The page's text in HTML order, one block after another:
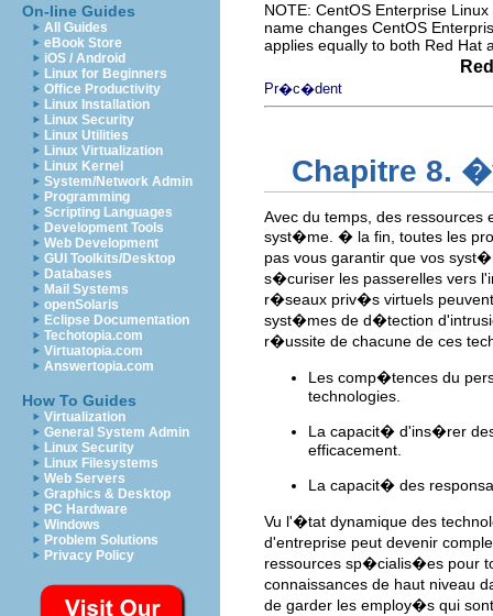
On-line Guides
All Guides
eBook Store
iOS / Android
Linux for Beginners
Office Productivity
Linux Installation
Linux Security
Linux Utilities
Linux Virtualization
Linux Kernel
System/Network Admin
Programming
Scripting Languages
Development Tools
Web Development
GUI Toolkits/Desktop
Databases
Mail Systems
openSolaris
Eclipse Documentation
Techotopia.com
Virtuatopia.com
Answertopia.com
How To Guides
Virtualization
General System Admin
Linux Security
Linux Filesystems
Web Servers
Graphics & Desktop
PC Hardware
Windows
Problem Solutions
Privacy Policy
NOTE: CentOS Enterprise
name changes CentOS
applies equally to both Red Hat
Pr�c�dent
Chapitre 8.
Avec du temps, des ressources
syst�me. � la fin, toutes les
pas vous garantir que vos
s�curiser les passerelles vers
r�seaux priv�s virtuels
syst�mes de d�tection
r�ussite de chacune de ces
Les comp�tences du
technologies.
La capacit� d'ins�rer
efficacement.
La capacit� des
Vu l'�tat dynamique des
d'entreprise peut devenir
ressources sp�cialis�es pour
connaissances de haut niveau
de garder les employ�s qui